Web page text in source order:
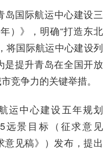
岛国际航运中心建设三
）》，明确“打造东北
将国际航运中心建设列
是提升青岛在全国开放
竞争力的关键举措。
运中心建设五年规划
远景目标（征求意见
见稿》）发布，提出